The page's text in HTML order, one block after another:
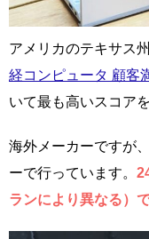
アメリカのテキサス
経コンピュータ 顧客
いて最も高いスコア
海外メーカーですが
ーで行っています。
ランにより異なる）